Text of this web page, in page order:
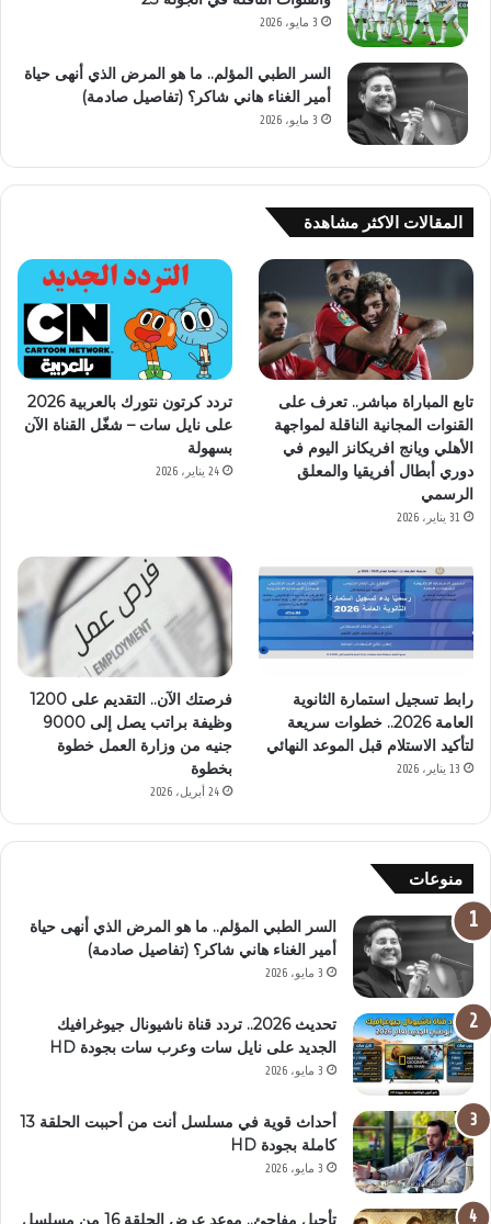
3 مايو، 2026
السر الطبي المؤلم.. ما هو المرض الذي أنهى حياة
أمير الغناء هاني شاكر؟ (تفاصيل صادمة)
3 مايو، 2026
المقالات الاكثر مشاهدة
تابع المباراة مباشر.. تعرف على
القنوات المجانية الناقلة لمواجهة
الأهلي ويانج افريكانز اليوم في
دوري أبطال أفريقيا والمعلق
الرسمي
31 يناير، 2026
تردد كرتون نتورك بالعربية 2026
على نايل سات – شغّل القناة الآن
بسهولة
24 يناير، 2026
رابط تسجيل استمارة الثانوية
العامة 2026.. خطوات سريعة
لتأكيد الاستلام قبل الموعد النهائي
13 يناير، 2026
فرصتك الآن.. التقديم على 1200
وظيفة براتب يصل إلى 9000
جنيه من وزارة العمل خطوة
بخطوة
24 أبريل، 2026
منوعات
السر الطبي المؤلم.. ما هو المرض الذي أنهى حياة
أمير الغناء هاني شاكر؟ (تفاصيل صادمة)
3 مايو، 2026
تحديث 2026.. تردد قناة ناشيونال جيوغرافيك
الجديد على نايل سات وعرب سات بجودة HD
3 مايو، 2026
أحداث قوية في مسلسل أنت من أحببت الحلقة 13
كاملة بجودة HD
3 مايو، 2026
تأجيل مفاجئ.. موعد عرض الحلقة 16 من مسلسل